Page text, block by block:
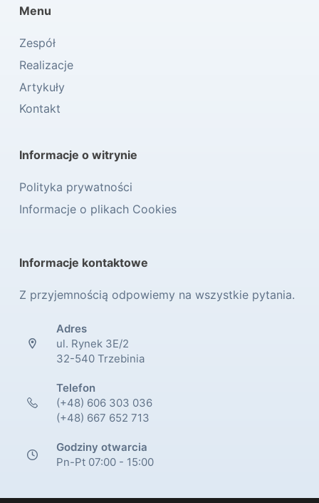
Menu
Zespół
Realizacje
Artykuły
Kontakt
Informacje o witrynie
Polityka prywatności
Informacje o plikach Cookies
Informacje kontaktowe
Z przyjemnością odpowiemy na wszystkie pytania.
Adres
ul. Rynek 3E/2
32-540 Trzebinia
Telefon
(+48) 606 303 036
(+48) 667 652 713
Godziny otwarcia
Pn-Pt 07:00 - 15:00